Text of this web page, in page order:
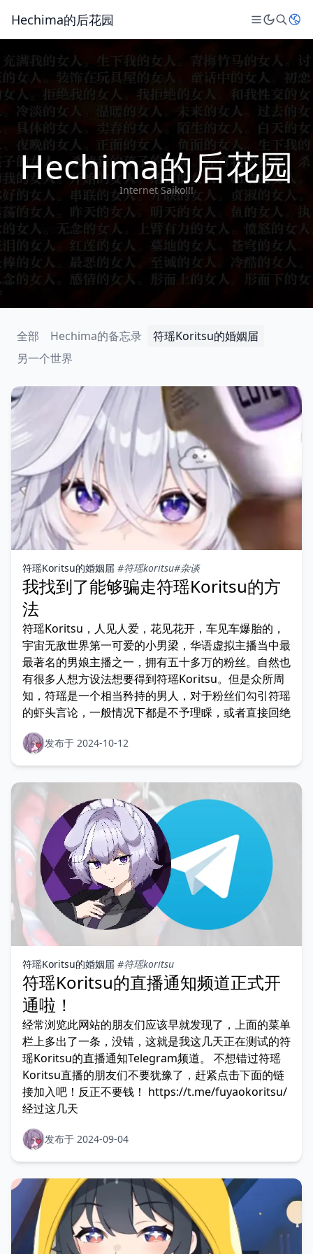
Hechima的后花园
Hechima的后花园
Internet Saiko!!!
全部 Hechima的备忘录
符瑶Koritsu的婚姻届
另一个世界
符瑶Koritsu的婚姻届 #符瑶koritsu#杂谈
我找到了能够骗走符瑶Koritsu的方
法
符瑶Koritsu，人见人爱，花见花开，车见车爆胎的，
宇宙无敌世界第一可爱的小男梁，华语虚拟主播当中最
最著名的男娘主播之一，拥有五十多万的粉丝。自然也
有很多人想方设法想要得到符瑶Koritsu。但是众所周
知，符瑶是一个相当矜持的男人，对于粉丝们勾引符瑶
的虾头言论，一般情况下都是不予理睬，或者直接回绝
发布于 2024-10-12
符瑶Koritsu的婚姻届 #符瑶koritsu
符瑶Koritsu的直播通知频道正式开
通啦！
经常浏览此网站的朋友们应该早就发现了，上面的菜单
栏上多出了一条，没错，这就是我这几天正在测试的符
瑶Koritsu的直播通知Telegram频道。 不想错过符瑶
Koritsu直播的朋友们不要犹豫了，赶紧点击下面的链
接加入吧！反正不要钱！ https://t.me/fuyaokoritsu/
经过这几天
发布于 2024-09-04